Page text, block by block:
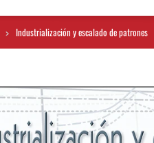
Industrialización y escalado de patrones